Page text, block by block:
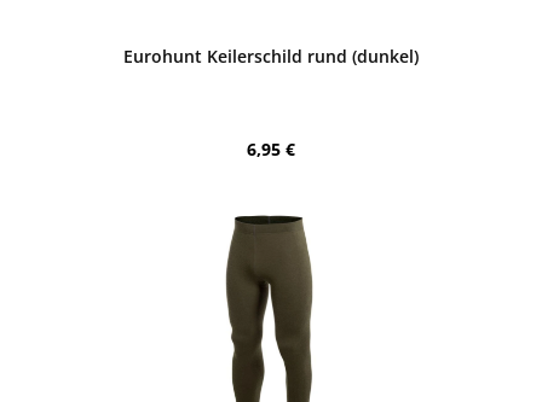
Eurohunt Keilerschild rund (dunkel)
Regulärer Preis:
6,95 €